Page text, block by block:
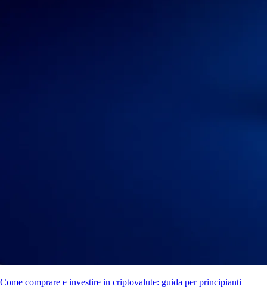
Come comprare e investire in criptovalute: guida per principianti